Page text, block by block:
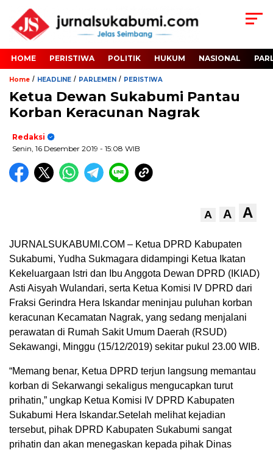
HOME PERISTIWA POLITIK HUKUM NASIONAL
Home / HEADLINE / PARLEMEN / PERISTIWA
Ketua Dewan Sukabumi Pantau
Korban Keracunan Nagrak
Redaksi
Senin, 16 Desember 2019 - 15:08 WIB
A A A
JURNALSUKABUMI.COM – Ketua DPRD Kabupaten
Sukabumi, Yudha Sukmagara didampingi Ketua Ikatan
Kekeluargaan Istri dan Ibu Anggota Dewan DPRD (IKIAD)
Asti Aisyah Wulandari, serta Ketua Komisi IV DPRD dari
Fraksi Gerindra Hera Iskandar meninjau puluhan korban
keracunan Kecamatan Nagrak, yang sedang menjalani
perawatan di Rumah Sakit Umum Daerah (RSUD)
Sekawangi, Minggu (15/12/2019) sekitar pukul 23.00 WIB.
“Memang benar, Ketua DPRD terjun langsung memantau
korban di Sekarwangi sekaligus mengucapkan turut
prihatin,” ungkap Ketua Komisi IV DPRD Kabupaten
Sukabumi Hera Iskandar.Setelah melihat kejadian
tersebut, pihak DPRD Kabupaten Sukabumi sangat
prihatin dan akan menegaskan kepada pihak Dinas